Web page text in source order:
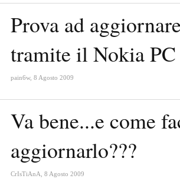
Prova ad
tramite il Nokia
pain6w, 8 Agosto 2009
Va bene...e come
aggiornarlo???
CrIsTiAnA 8 Agosto 2009